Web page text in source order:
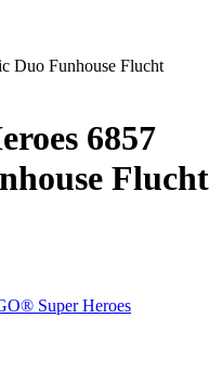
Duo Funhouse Flucht
6857
Flucht
Super Heroes